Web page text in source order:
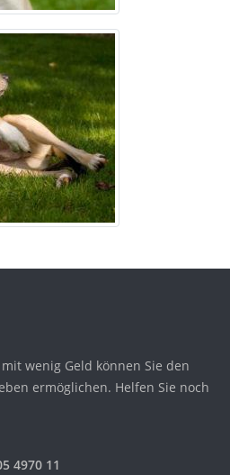
wenig Geld können Sie den
ermöglichen. Helfen Sie noch
4970 11